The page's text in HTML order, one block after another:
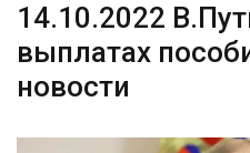
14.10.2022
выплатах
новости